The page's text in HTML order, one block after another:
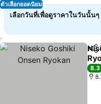
ตัวเลือกยอดนิยม
เลือกวันที่เพื่อดูราคาในวันนั้นๆ
แชร์
8.3